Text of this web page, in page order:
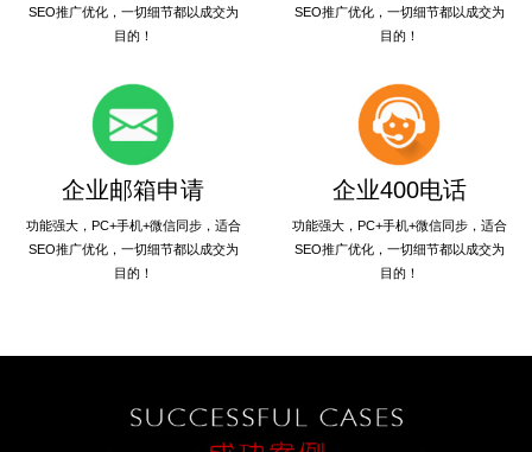
SEO推广优化，一切细节都以成交为
目的！
SEO推广优化，一切细节都以成交为
目的！
企业邮箱申请
功能强大，PC+手机+微信同步，适合
SEO推广优化，一切细节都以成交为
目的！
企业400电话
功能强大，PC+手机+微信同步，适合
SEO推广优化，一切细节都以成交为
目的！